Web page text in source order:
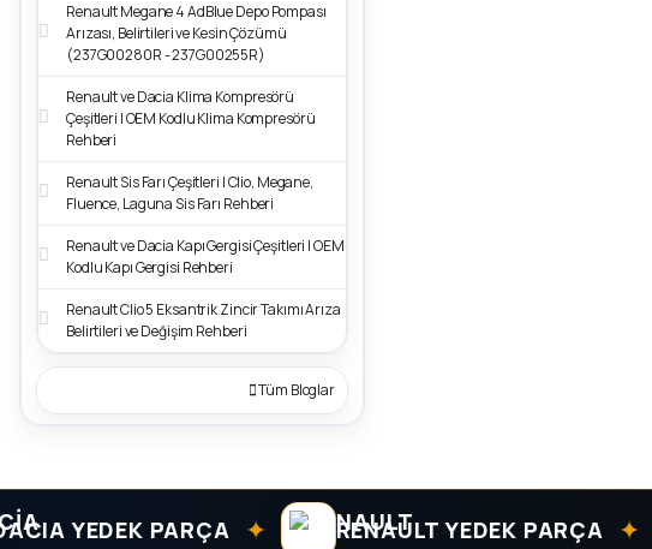
Renault Megane 4 AdBlue Depo Pompası
Arızası, Belirtileri ve Kesin Çözümü
(237G00280R - 237G00255R)
Renault ve Dacia Klima Kompresörü
Çeşitleri | OEM Kodlu Klima Kompresörü
Rehberi
Renault Sis Farı Çeşitleri | Clio, Megane,
Fluence, Laguna Sis Farı Rehberi
Renault ve Dacia Kapı Gergisi Çeşitleri | OEM
Kodlu Kapı Gergisi Rehberi
Renault Clio 5 Eksantrik Zincir Takımı Arıza
Belirtileri ve Değişim Rehberi
Tüm Bloglar
YEDEK PARÇA ✦ RENAULT YEDEK PARÇA ✦